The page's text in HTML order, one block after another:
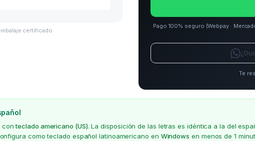
certificado
Pago 100% seguro (Webpay ·
Te
conteclado americano (US). La disposición de las letras es idéntica a la del
como teclado español latinoamericano en Windows en menos de 1